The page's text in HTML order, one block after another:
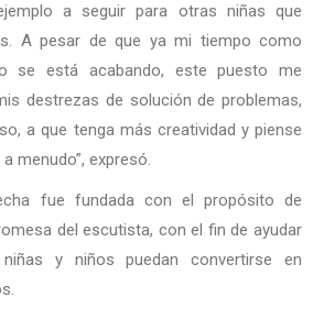
a seguir para otras niñas que
A pesar de que ya mi tiempo como
se está acabando, este puesto me
destrezas de solución de problemas,
a que tenga más creatividad y piense
menudo”, expresó.
fue fundada con el propósito de
del escutista, con el fin de ayudar
y niños puedan convertirse en